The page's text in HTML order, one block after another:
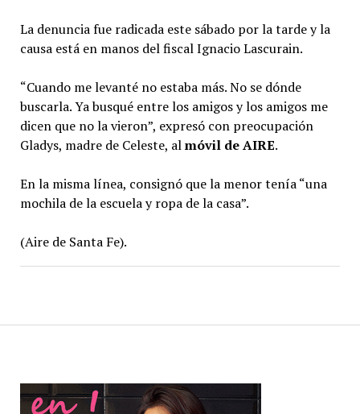
La denuncia fue radicada este sábado por la tarde y la
causa está en manos del fiscal Ignacio Lascurain.
“Cuando me levanté no estaba más. No se dónde
buscarla. Ya busqué entre los amigos y los amigos me
dicen que no la vieron”, expresó con preocupación
Gladys, madre de Celeste, almóvil deAIRE.
En la misma línea, consignó que la menor tenía “una
mochila de la escuela y ropa de la casa”.
(Aire de Santa Fe).